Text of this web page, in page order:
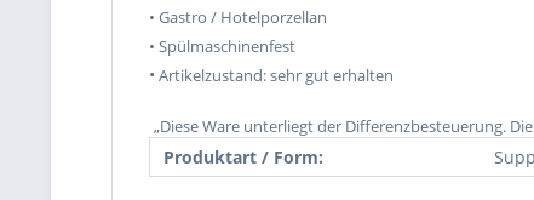
• Gastro / Hotelporzellan
• Spülmaschinenfest
• Artikelzustand: sehr gut erhalten
„Diese Ware unterliegt der Differenzbesteuerung.
Produktart / Form: